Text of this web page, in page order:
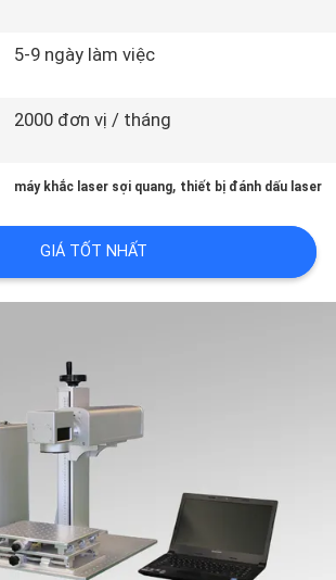
5-9 ngày làm việc
2000 đơn vị / tháng
máy khắc laser sợi quang, thiết bị đánh dấu laser
GIÁ TỐT NHẤT